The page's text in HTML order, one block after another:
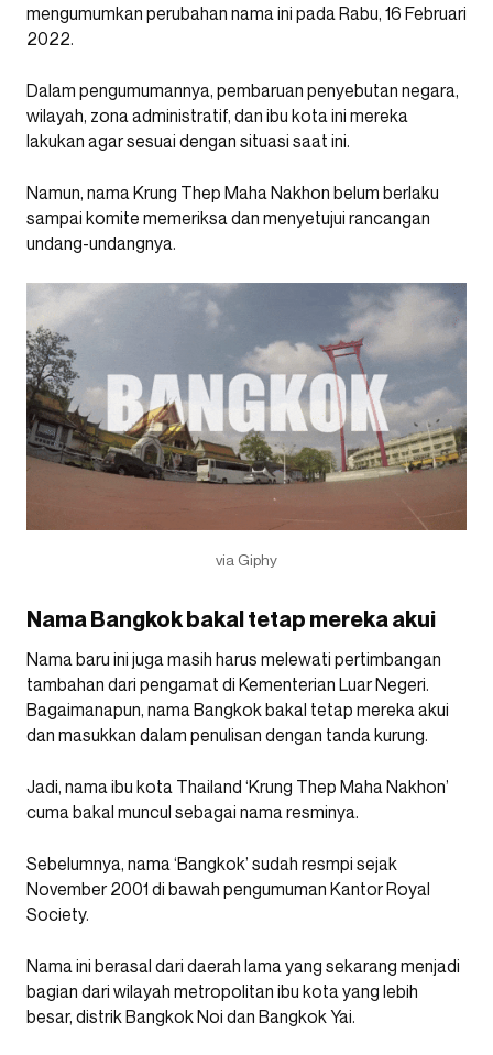
mengumumkan perubahan nama ini pada Rabu, 16 Februari
2022.
Dalam pengumumannya, pembaruan penyebutan negara,
wilayah, zona administratif, dan ibu kota ini mereka
lakukan agar sesuai dengan situasi saat ini.
Namun, nama Krung Thep Maha Nakhon belum berlaku
sampai komite memeriksa dan menyetujui rancangan
undang-undangnya.
via Giphy
Nama Bangkok bakal tetap mereka akui
Nama baru ini juga masih harus melewati pertimbangan
tambahan dari pengamat di Kementerian Luar Negeri.
Bagaimanapun, nama Bangkok bakal tetap mereka akui
dan masukkan dalam penulisan dengan tanda kurung.
Jadi, nama ibu kota Thailand ‘Krung Thep Maha Nakhon’
cuma bakal muncul sebagai nama resminya.
Sebelumnya, nama ‘Bangkok’ sudah resmpi sejak
November 2001 di bawah pengumuman Kantor Royal
Society.
Nama ini berasal dari daerah lama yang sekarang menjadi
bagian dari wilayah metropolitan ibu kota yang lebih
besar, distrik Bangkok Noi dan Bangkok Yai.